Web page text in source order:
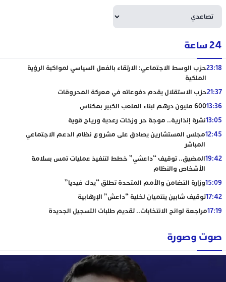
24 ساعة
23:18حزب الوسط الاجتماعي: الارتقاء بالفعل السياسي لمواكبة الرؤية
الملكية
21:37حزب الاستقلال يقدم دفوعاته في معركة المحروقات
13:36600 مليون درهم لبناء الملعب الكبير بمكناس
13:05نشرة إنذارية.. موجة حر وزخات رعدية ورياح قوية
12:45مجلس المستشارين يصادق على مشروع نظام الدعم الاجتماعي
المباشر
19:42المضيق.. توقيف “داعشي” خطط لتنفيذ عمليات تمس بسلامة
الأشخاص والنظام
15:09وزارة التضامن والأمم المتحدة تطلق “يدك فيديا”
17:42توقيف شابين ينتميان لخلية “داعش” الإرهابية
17:19مراجعة لوائح الانتخابات.. تقديم طلبات التسجيل الجديدة
صوت وصورة